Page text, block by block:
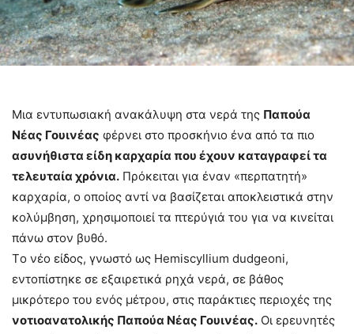
Μια εντυπωσιακή ανακάλυψη στα νερά της Παπούα
Νέας Γουινέας φέρνει στο προσκήνιο ένα από τα πιο
ασυνήθιστα είδη καρχαρία που έχουν καταγραφεί τα
τελευταία χρόνια. Πρόκειται για έναν «περπατητή»
καρχαρία, ο οποίος αντί να βασίζεται αποκλειστικά στην
κολύμβηση, χρησιμοποιεί τα πτερύγιά του για να κινείται
πάνω στον βυθό.
Tο νέο είδος, γνωστό ως Hemiscyllium dudgeoni,
εντοπίστηκε σε εξαιρετικά ρηχά νερά, σε βάθος
μικρότερο του ενός μέτρου, στις παράκτιες περιοχές της
νοτιοανατολικής Παπούα Νέας Γουινέας. Οι ερευνητές